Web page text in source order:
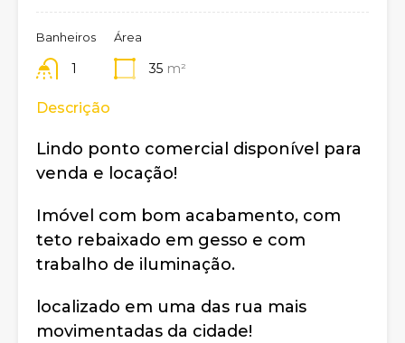
Banheiros
1
Área
35 m²
Descrição
Lindo ponto comercial disponível para
venda e locação!
Imóvel com bom acabamento, com
teto rebaixado em gesso e com
trabalho de iluminação.
localizado em uma das rua mais
movimentadas da cidade!